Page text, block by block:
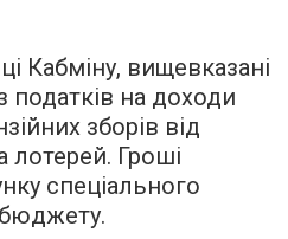
Кабміну, вищевказані
на доходи
зборів від
лотерей. Гроші
спеціального